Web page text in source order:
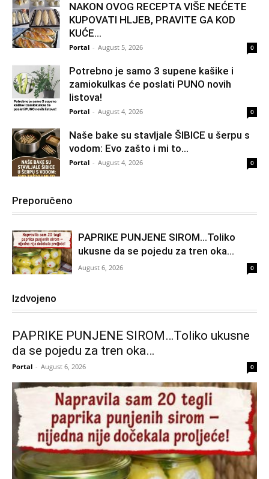
NAKON OVOG RECEPTA VIŠE NEĆETE
KUPOVATI HLJEB, PRAVITE GA KOD
KUĆE…
Portal - August 5, 2026 0
Potrebno je samo 3 supene kašike i
zamiokulkas će poslati PUNO novih
listova!
Portal - August 4, 2026 0
Naše bake su stavljale ŠIBICE u šerpu s
vodom: Evo zašto i mi to...
Portal - August 4, 2026 0
Preporučeno
PAPRIKE PUNJENE SIROM…Toliko
ukusne da se pojedu za tren oka…
August 6, 2026 0
Izdvojeno
PAPRIKE PUNJENE SIROM…Toliko ukusne
da se pojedu za tren oka…
Portal - August 6, 2026 0